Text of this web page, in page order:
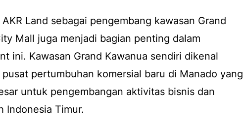
Land sebagai pengembang kawasan Grand
Mall juga menjadi bagian penting dalam
ini. Kawasan Grand Kawanua sendiri dikenal
pertumbuhan komersial baru di Manado yang
untuk pengembangan aktivitas bisnis dan
Indonesia Timur.